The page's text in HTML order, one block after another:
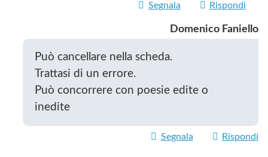
Segnala Rispondi
Domenico Faniello
Può cancellare nella scheda.
Trattasi di un errore.
Può concorrere con poesie edite o
inedite
Segnala Rispondi